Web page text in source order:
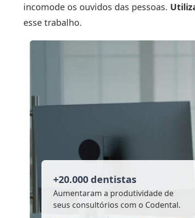
incomode os ouvidos das pessoas.
esse trabalho.
+20.000 dentistas
Aumentaram a produtividadede
seus consultórios com o Codental.